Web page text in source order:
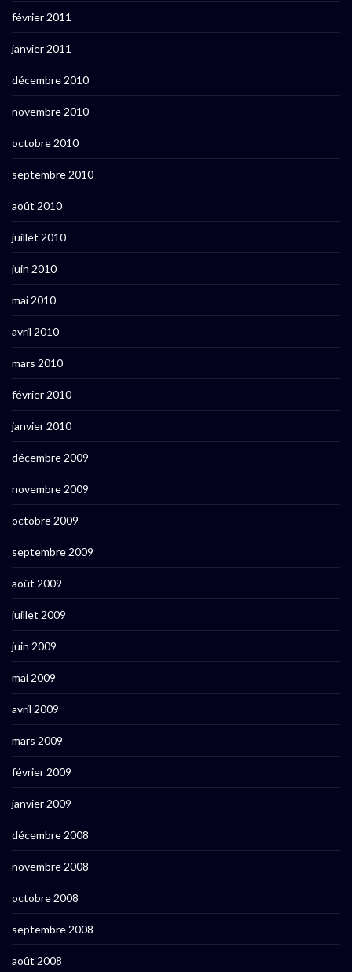
février 2011
janvier 2011
décembre 2010
novembre 2010
octobre 2010
septembre 2010
août 2010
juillet 2010
juin 2010
mai 2010
avril 2010
mars 2010
février 2010
janvier 2010
décembre 2009
novembre 2009
octobre 2009
septembre 2009
août 2009
juillet 2009
juin 2009
mai 2009
avril 2009
mars 2009
février 2009
janvier 2009
décembre 2008
novembre 2008
octobre 2008
septembre 2008
août 2008